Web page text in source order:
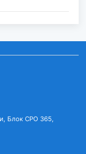
НАСЛЕД...
ПОГОЛОВЬЯ
Блок CPO 365,